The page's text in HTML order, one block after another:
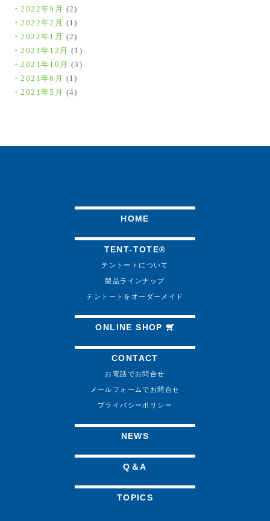
2022年9月
(2)
2022年2月
(1)
2022年1月
(2)
2021年12月
(1)
2021年10月
(3)
2021年6月
(1)
2021年5月
(4)
HOME
TENT-TOTE®
テントートについて
製品ラインナップ
テントートをオーダーメイド
ONLINE SHOP
CONTACT
お電話でお問合せ
メールフォームでお問合せ
プライバシーポリシー
NEWS
Q＆A
TOPICS